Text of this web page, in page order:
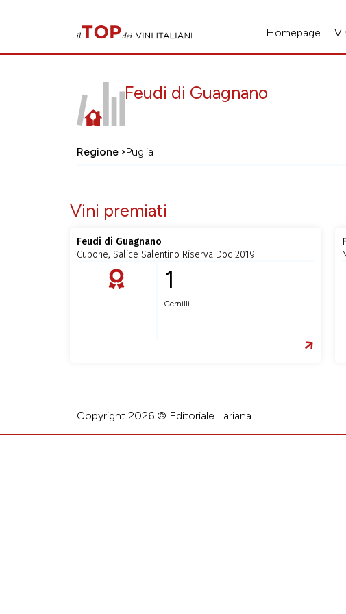
Homepage
Feudi di Guagnano
Regione ›Puglia
Vini premiati
Feudi di Guagnano
Cupone, Salice Salentino Riserva Doc 2019
1
Cernilli
Copyright 2026 © Editoriale Lariana